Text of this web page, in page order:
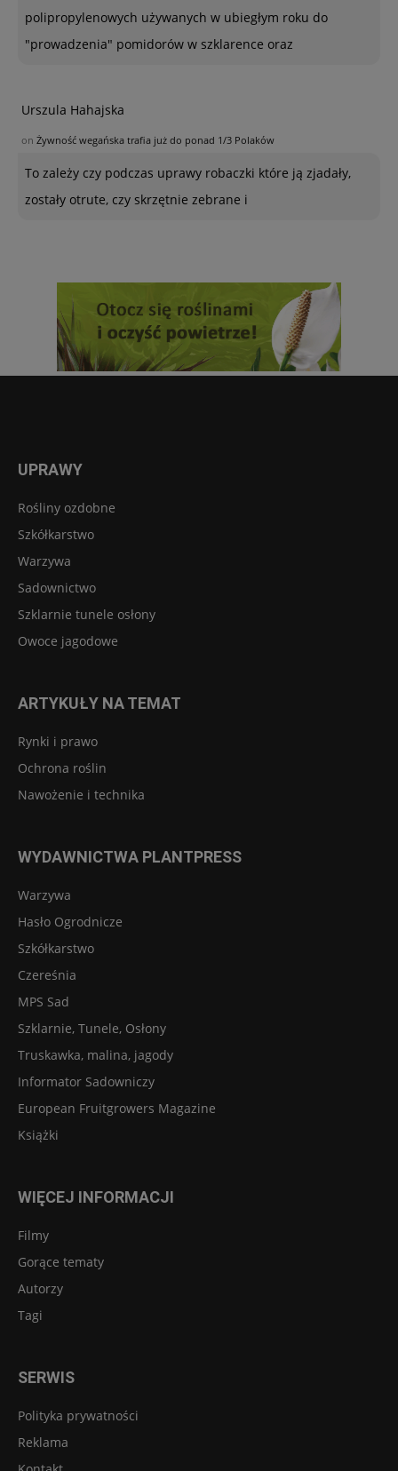
polipropylenowych używanych w ubiegłym roku do
"prowadzenia" pomidorów w szklarence oraz
Urszula Hahajska
on Żywność wegańska trafia już do ponad 1/3 Polaków
To zależy czy podczas uprawy robaczki które ją zjadały,
zostały otrute, czy skrzętnie zebrane i
UPRAWY
Rośliny ozdobne
Szkółkarstwo
Warzywa
Sadownictwo
Szklarnie tunele osłony
Owoce jagodowe
ARTYKUŁY NA TEMAT
Rynki i prawo
Ochrona roślin
Nawożenie i technika
WYDAWNICTWA PLANTPRESS
Warzywa
Hasło Ogrodnicze
Szkółkarstwo
Czereśnia
MPS Sad
Szklarnie, Tunele, Osłony
Truskawka, malina, jagody
Informator Sadowniczy
European Fruitgrowers Magazine
Książki
WIĘCEJ INFORMACJI
Filmy
Gorące tematy
Autorzy
Tagi
SERWIS
Polityka prywatności
Reklama